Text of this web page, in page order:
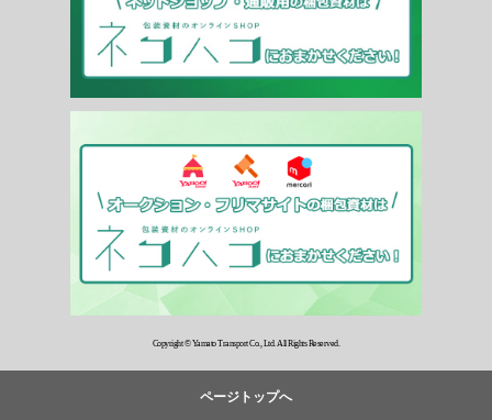
Copyright © Yamato Transport Co., Ltd. All Rights Reserved.
ページトップへ